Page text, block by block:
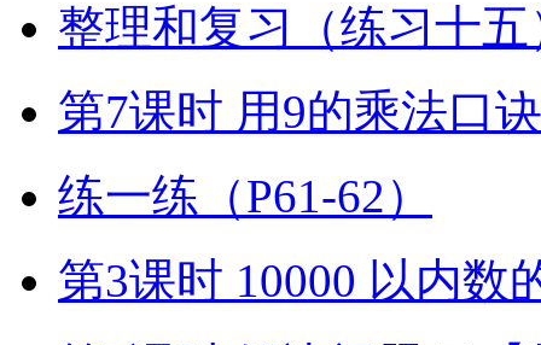
整理和复习（练习十五
第7课时 用9的乘法口
练一练（P61-62）
第3课时 10000 以内数